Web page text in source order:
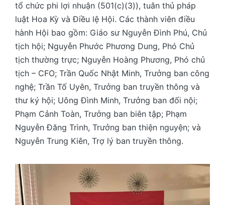
tổ chức phi lợi nhuận (501(c)(3)), tuân thủ pháp
luật Hoa Kỳ và Điều lệ Hội. Các thành viên điều
hành Hội bao gồm: Giáo sư Nguyễn Đình Phú, Chủ
tịch hội; Nguyễn Phước Phương Dung, Phó Chủ
tịch thường trực; Nguyễn Hoàng Phương, Phó chủ
tịch – CFO; Trần Quốc Nhật Minh, Trưởng ban công
nghệ; Trần Tố Uyên, Trưởng ban truyền thông và
thư ký hội; Uông Đình Minh, Trưởng ban đối nội;
Phạm Cảnh Toàn, Trưởng ban biên tập; Phạm
Nguyễn Đăng Trình, Trưởng ban thiện nguyện; và
Nguyễn Trung Kiên, Trợ lý ban truyền thông.